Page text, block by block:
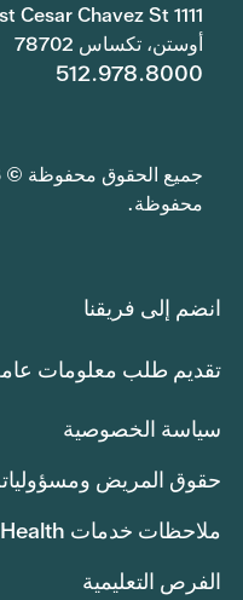
1111 East Cesar Chavez St. 1111 East Cesar Chavez St.
أوستن، تكساس 78702
512.978.8000
محفوظة.
انضم إلى فريقنا
تقديم طلب معلومات
سياسة الخصوصية
حقوق المريض
ملاحظات خدمات Central Health
الفرص التعليمية